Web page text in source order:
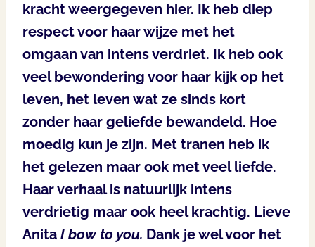
kracht weergegeven hier. Ik heb diep
respect voor haar wijze met het
omgaan van intens verdriet. Ik heb ook
veel bewondering voor haar kijk op het
leven, het leven wat ze sinds kort
zonder haar geliefde bewandeld. Hoe
moedig kun je zijn. Met tranen heb ik
het gelezen maar ook met veel liefde.
Haar verhaal is natuurlijk intens
verdrietig maar ook heel krachtig. Lieve
Anita I bow to you. Dank je wel voor het